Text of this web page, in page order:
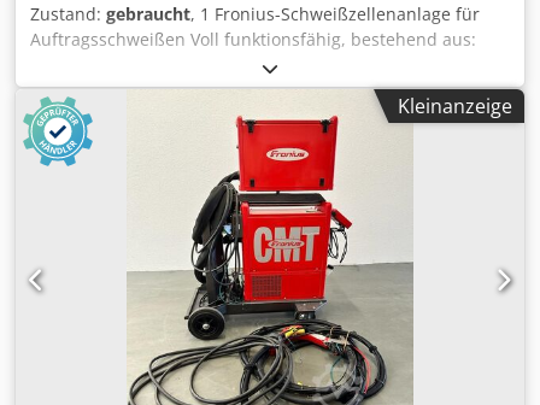
Zustand: gebraucht, 1 Fronius-Schweißzellenanlage für
Auftragsschweißen Voll funktionsfähig, bestehend aus:
Djdpfxjzquk Ns Aldjkr FPA 9000 Digitales
Systemsteuergerät Komplett mit PA9000-RC
Fernbedienung Software für Loch-zu-Loch-Positionierung 1
TT 5000 DC 500 Ampere WIG-Schweißgerät 1 TT 2200 DC
220 Ampere HW-Schweißgerät 1 2.000 mm x 1.000 mm
Kreuztisch 1 KD1500 WIG-Drahtvorschub 1 Standard-
Schwenkkopf-Schweißbrenner für Einzeldrähte Komplett
mit allen zugehörigen Anschlusskabeln und
Schlauchpaketen 1 10-Tonnen-Drehtisch 1 Schwerlast-
Säulen- und Auslegersystem (4x3) Kann optional mit einem
3-Tonnen-Hohlspindelkopf für horizontale
Auftragsschweißung geliefert und integriert werden. TPS
kann bei Bedarf eine zusätzliche Installation weltweit
separat anbieten.
Kleinanzeige